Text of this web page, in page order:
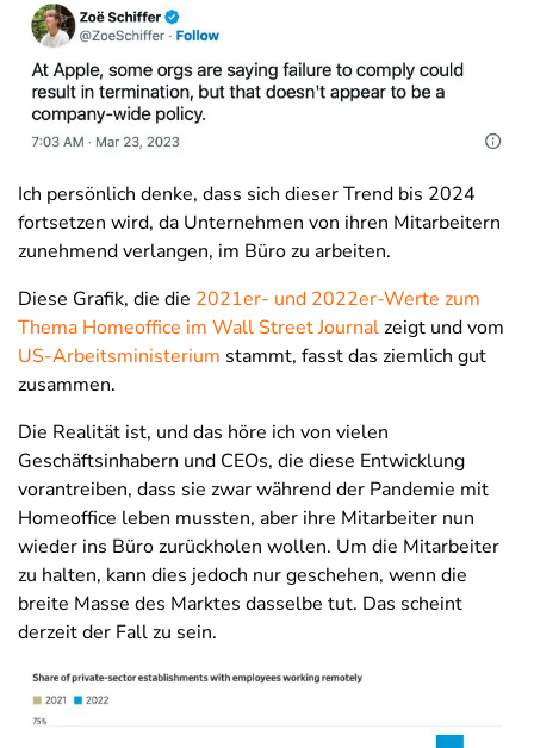
Ich persönlich denke, dass sich dieser Trend bis 2024
fortsetzen wird, da Unternehmen von ihren Mitarbeitern
zunehmend verlangen, im Büro zu arbeiten.
Diese Grafik, die die 2021er- und 2022er-Werte zum
Thema Homeoffice im Wall Street Journalzeigt und vom
US-Arbeitsministerium stammt, fasst das ziemlich gut
zusammen.
Die Realität ist, und das höre ich von vielen
Geschäftsinhabern und CEOs, die diese Entwicklung
vorantreiben, dass sie zwar während der Pandemie mit
Homeoffice leben mussten, aber ihre Mitarbeiter nun
wieder ins Büro zurückholen wollen. Um die Mitarbeiter
zu halten, kann dies jedoch nur geschehen, wenn die
breite Masse des Marktes dasselbe tut. Das scheint
derzeit der Fall zu sein.